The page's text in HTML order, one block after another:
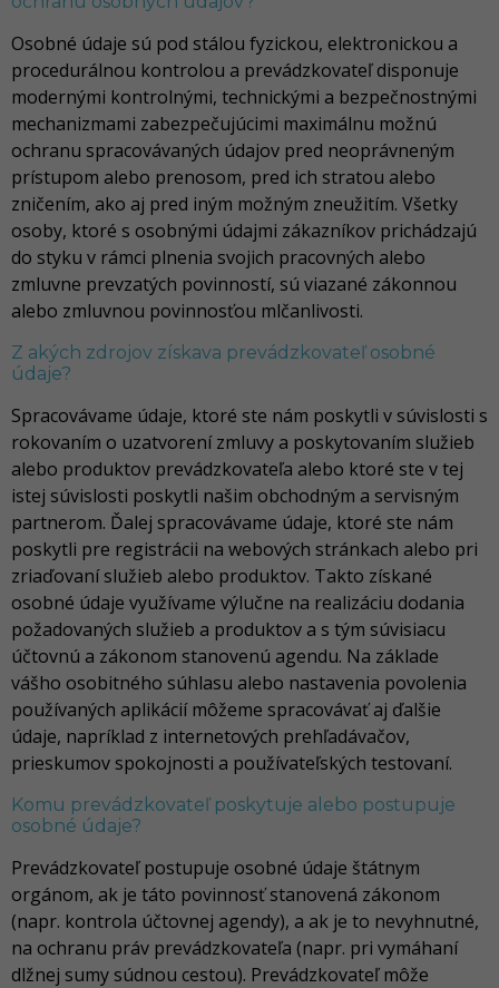
Osobné údaje sú pod stálou fyzickou, elektronickou a
procedurálnou kontrolou a prevádzkovateľ disponuje
modernými kontrolnými, technickými a bezpečnostnými
mechanizmami zabezpečujúcimi maximálnu možnú
ochranu spracovávaných údajov pred neoprávneným
prístupom alebo prenosom, pred ich stratou alebo
zničením, ako aj pred iným možným zneužitím. Všetky
osoby, ktoré s osobnými údajmi zákazníkov prichádzajú
do styku v rámci plnenia svojich pracovných alebo
zmluvne prevzatých povinností, sú viazané zákonnou
alebo zmluvnou povinnosťou mlčanlivosti.
Z akých zdrojov získava prevádzkovateľ osobné
údaje?
Spracovávame údaje, ktoré ste nám poskytli v súvislosti s
rokovaním o uzatvorení zmluvy a poskytovaním služieb
alebo produktov prevádzkovateľa alebo ktoré ste v tej
istej súvislosti poskytli našim obchodným a servisným
partnerom. Ďalej spracovávame údaje, ktoré ste nám
poskytli pre registrácii na webových stránkach alebo pri
zriaďovaní služieb alebo produktov. Takto získané
osobné údaje využívame výlučne na realizáciu dodania
požadovaných služieb a produktov a s tým súvisiacu
účtovnú a zákonom stanovenú agendu. Na základe
vášho osobitného súhlasu alebo nastavenia povolenia
používaných aplikácií môžeme spracovávať aj ďalšie
údaje, napríklad z internetových prehľadávačov,
prieskumov spokojnosti a používateľských testovaní.
Komu prevádzkovateľ poskytuje alebo postupuje
osobné údaje?
Prevádzkovateľ postupuje osobné údaje štátnym
orgánom, ak je táto povinnosť stanovená zákonom
(napr. kontrola účtovnej agendy), a ak je to nevyhnutné,
na ochranu práv prevádzkovateľa (napr. pri vymáhaní
dlžnej sumy súdnou cestou). Prevádzkovateľ môže